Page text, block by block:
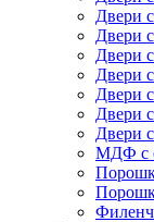
Двери
Двери
Двери
Двери
Двери
Двери
Двери
МДФ с